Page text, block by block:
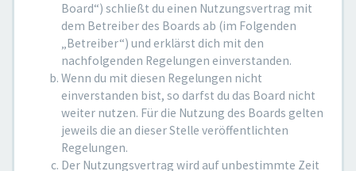
Board“) schließt du einen Nutzungsvertrag mit
dem Betreiber des Boards ab (im Folgenden
„Betreiber“) und erklärst dich mit den
nachfolgenden Regelungen einverstanden.
Wenn du mit diesen Regelungen nicht
einverstanden bist, so darfst du das Board nicht
weiter nutzen. Für die Nutzung des Boards gelten
jeweils die an dieser Stelle veröffentlichten
Regelungen.
Der Nutzungsvertrag wird auf unbestimmte Zeit